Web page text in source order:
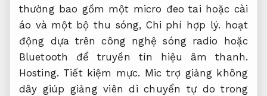
thường bao gồm một micro đeo tai hoặc cài
áo và một bộ thu sóng, Chi phí hợp lý. hoạt
động dựa trên công nghệ sóng radio hoặc
Bluetooth để truyền tín hiệu âm thanh.
Hosting. Tiết kiệm mực. Mic trợ giảng không
dây giúp giảng viên di chuyển tự do trong